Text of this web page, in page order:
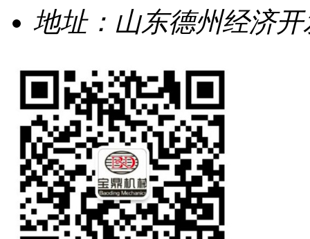
地址：山东德州经济